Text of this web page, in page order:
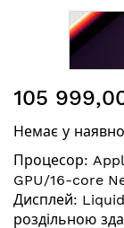
до
галереї
зображень
105
Немає у
Процесор:
GPU/16-core
Дисплей:
роздільною